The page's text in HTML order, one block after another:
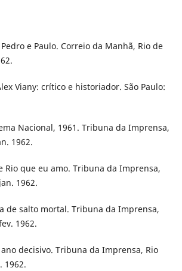
Pedro e Paulo. Correio da Manhã, Rio de
Viany: crítico e historiador. São Paulo:
Nacional, 1961. Tribuna da Imprensa,
1962.
Rio que eu amo. Tribuna da Imprensa,
1962.
de salto mortal. Tribuna da Imprensa,
1962.
ano decisivo. Tribuna da Imprensa, Rio
1962.